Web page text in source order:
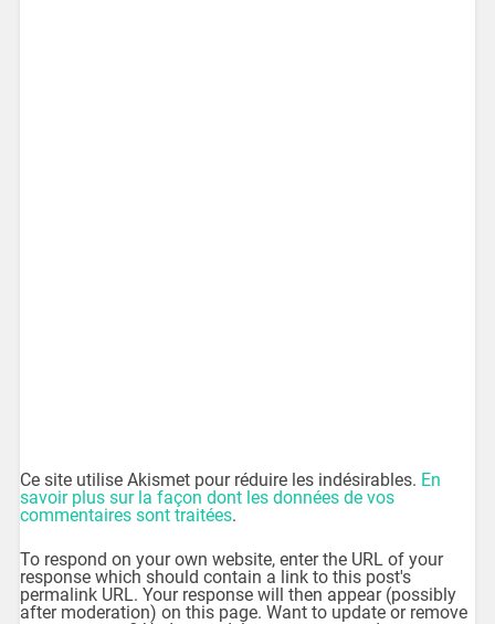
Ce site utilise Akismet pour réduire les indésirables. En
savoir plus sur la façon dont les données de vos
commentaires sont traitées.
To respond on your own website, enter the URL of your
response which should contain a link to this post's
permalink URL. Your response will then appear (possibly
after moderation) on this page. Want to update or remove